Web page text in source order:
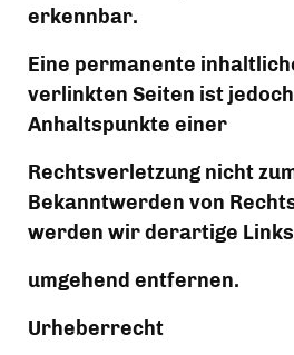
erkennbar.
Eine permanente
verlinkten Seiten ist
Anhaltspunkte einer
Rechtsverletzung nicht
Bekanntwerden von
werden wir derartige Links
umgehend entfernen.
Urheberrecht